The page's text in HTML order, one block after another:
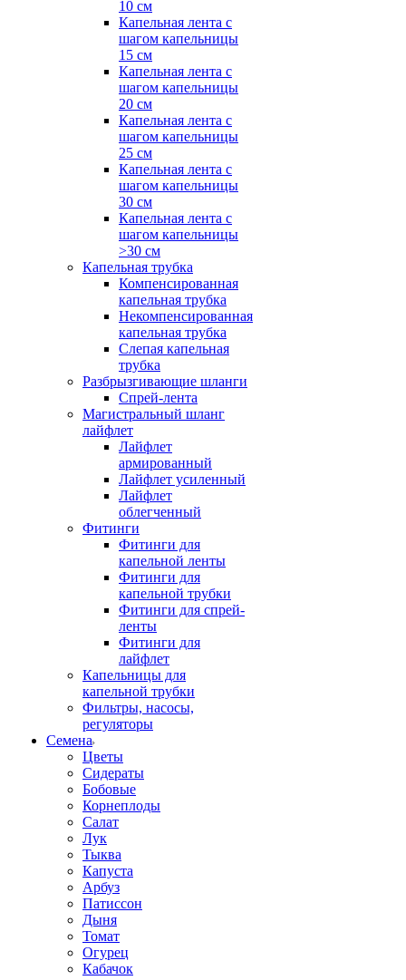
10 см
Капельная лента с
шагом капельницы
15 см
Капельная лента с
шагом капельницы
20 см
Капельная лента с
шагом капельницы
25 см
Капельная лента с
шагом капельницы
30 см
Капельная лента с
шагом капельницы
>30 см
Капельная трубка
Компенсированная
капельная трубка
Некомпенсированная
капельная трубка
Слепая капельная
трубка
Разбрызгивающие шланги
Спрей-лента
Магистральный шланг
лайфлет
Лайфлет
армированный
Лайфлет усиленный
Лайфлет
облегченный
Фитинги
Фитинги для
капельной ленты
Фитинги для
капельной трубки
Фитинги для спрей-
ленты
Фитинги для
лайфлет
Капельницы для
капельной трубки
Фильтры, насосы,
регуляторы
Семена
Цветы
Сидераты
Бобовые
Корнеплоды
Салат
Лук
Тыква
Капуста
Арбуз
Патиссон
Дыня
Томат
Огурец
Кабачок